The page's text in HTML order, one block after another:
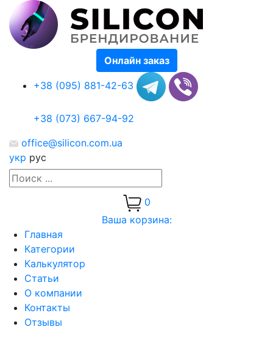
Онлайн заказ
+38 (095) 881-42-63
+38 (073) 667-94-92
office@silicon.com.ua
укр рус
0
Ваша корзина:
Главная
Категории
Калькулятор
Статьи
О компании
Контакты
Отзывы